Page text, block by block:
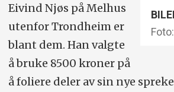
Eivind Njøs på Melhus
utenfor Trondheim er
blant dem. Han valgte
å bruke 8500 kroner på
å foliere deler av sin nye